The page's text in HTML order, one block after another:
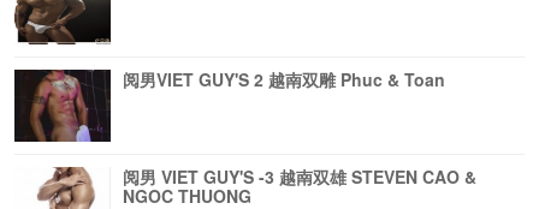
阅男VIET GUY'S 2 越南双雕 Phuc & Toan
阅男 VIET GUY'S -3 越南双雄 STEVEN CAO &
NGOC THUONG